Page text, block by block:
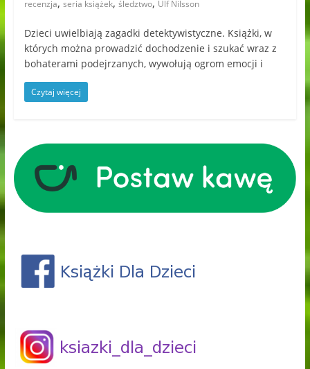
recenzja seria książek śledztwo Ulf Nilsson
Dzieci uwielbiają zagadki detektywistyczne. Książki, w
których można prowadzić dochodzenie i szukać wraz z
bohaterami podejrzanych, wywołują ogrom emocji i
Czytaj więcej